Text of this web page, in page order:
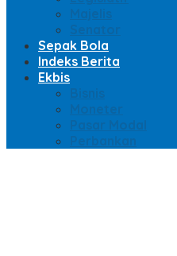
Majelis
Senator
Sepak Bola
Indeks Berita
Ekbis
Bisnis
Moneter
Pasar Modal
Perbankan